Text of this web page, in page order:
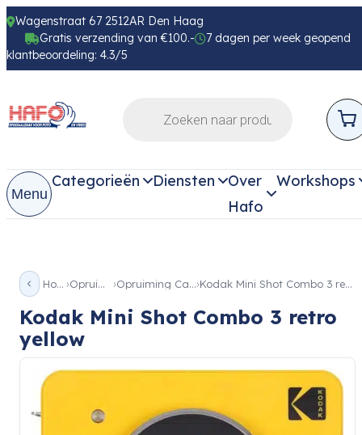
Wagenstraat 67 2512AR Den Haag
Gratis verzending van €100.-
7 dagen per week geopend
klantbeoordeling: 4.3/5
Menu
Categorieën Diensten
Over
Hafo
Workshops
Home Opruiming Opruiming Camera Kodak Mini Shot Combo 3 retro yellow
Kodak Mini Shot Combo 3 retro
yellow